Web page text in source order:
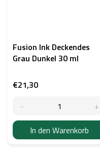
Fusion Ink Deckendes
Grau Dunkel 30 ml
€21,30
In den Warenkorb